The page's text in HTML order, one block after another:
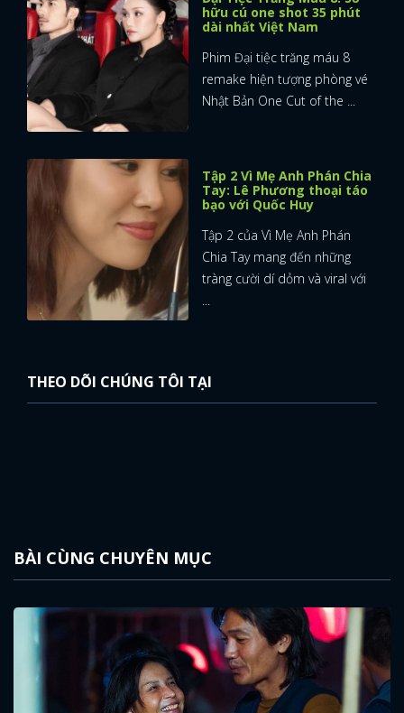
hữu cú one shot 35 phút
dài nhất Việt Nam
Phim Đại tiệc trăng máu 8
remake hiện tượng phòng vé
Nhật Bản One Cut of the ...
Tập 2 Vì Mẹ Anh Phán Chia
Tay: Lê Phương thoại táo
bạo với Quốc Huy
Tập 2 của Vì Mẹ Anh Phán
Chia Tay mang đến những
tràng cười dí dỏm và viral với
...
THEO DÕI CHÚNG TÔI TẠI
BÀI CÙNG CHUYÊN MỤC